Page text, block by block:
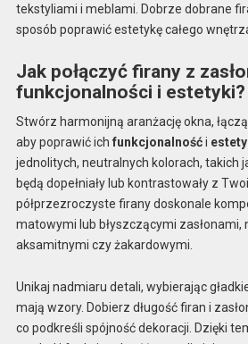
tekstyliami i meblami. Dobrze dobrane
sposób poprawić estetykę całego
Jak połączyć firany z
funkcjonalności i estetyki?
Stwórz harmonijną aranżację okna,
aby poprawić ich funkcjonalnośći
jednolitych, neutralnych kolorach, takich
będą dopełniały lub kontrastowały z
półprzezroczyste firany doskonale
matowymi lub błyszczącymi zasłonami,
aksamitnymi czy żakardowymi.
Unikaj nadmiaru detali, wybierając
mają wzory. Dobierz długość firan i
co podkreśli spójność dekoracji. Dzięki